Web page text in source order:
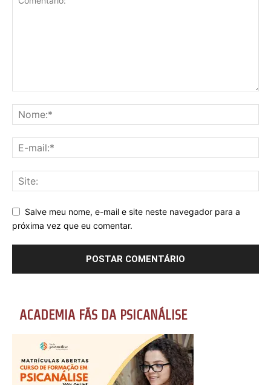
Salve meu nome, e-mail e site neste navegador para a
próxima vez que eu comentar.
ACADEMIA FÃS DA PSICANÁLISE